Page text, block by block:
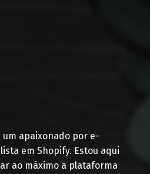
um apaixonado por e-
em Shopify. Estou aqui
ao máximo a plataforma